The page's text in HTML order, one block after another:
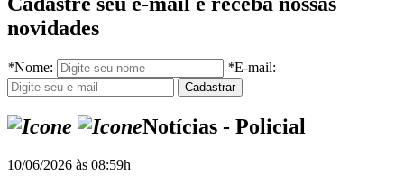
novidades
*Nome: *E-mail:
Notícias - Policial
10/06/2026 às 08:59h